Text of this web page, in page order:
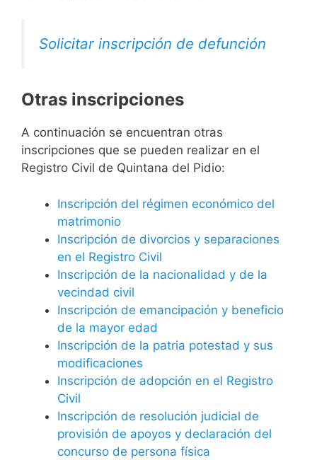
Solicitar inscripción de defunción
Otras inscripciones
A continuación se encuentran otras
inscripciones que se pueden realizar en el
Registro Civil de Quintana del Pidio:
Inscripción del régimen económico del
matrimonio
Inscripción de divorcios y separaciones
en el Registro Civil
Inscripción de la nacionalidad y de la
vecindad civil
Inscripción de emancipación y beneficio
de la mayor edad
Inscripción de la patria potestad y sus
modificaciones
Inscripción de adopción en el Registro
Civil
Inscripción de resolución judicial de
provisión de apoyos y declaración del
concurso de persona física